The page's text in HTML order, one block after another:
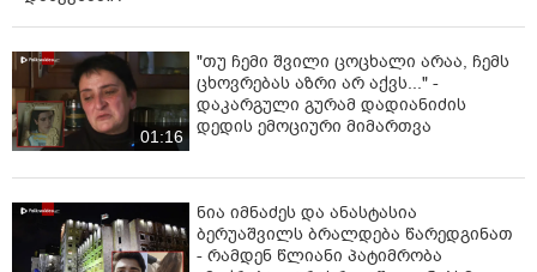
01:16
"თუ ჩემი შვილი ცოცხალი არაა, ჩემს
ცხოვრებას აზრი არ აქვს..." -
დაკარგული გურამ დადიანიძის
დედის ემოციური მიმართვა
ნია იმნაძეს და ანასტასია
ბერუაშვილს ბრალდება წარედგინათ
- რამდენ წლიანი პატიმრობა